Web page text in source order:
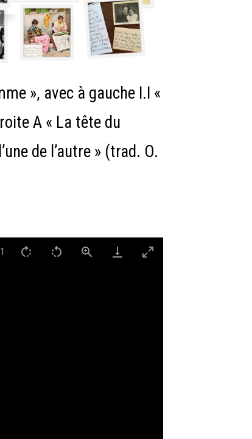
», avec à gauche I.I «
A « La tête du
de l’autre » (trad. O.
1